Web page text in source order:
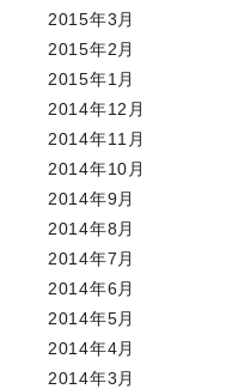
2015年3月
2015年2月
2015年1月
2014年12月
2014年11月
2014年10月
2014年9月
2014年8月
2014年7月
2014年6月
2014年5月
2014年4月
2014年3月